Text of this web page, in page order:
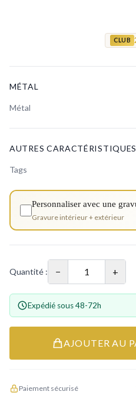
CLUB
MÉTAL
Métal
AUTRES CARACTÉRISTIQUES
Tags
Personnaliser avec une
Gravure intérieur + extérieur
Quantité : − +
Expédié sous 48-72h
AJOUTER AU
Paiement sécurisé